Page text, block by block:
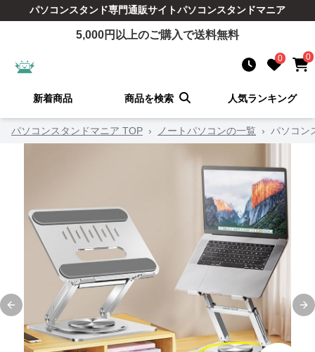
パソコンスタンド専門通販サイトパソコンスタンドマニア
5,000円以上のご購入で送料無料
0 0
新着商品 商品を検索 人気ランキング
パソコンスタンドマニア TOP › ノートパソコンの一覧 › パソコン
Previous slide